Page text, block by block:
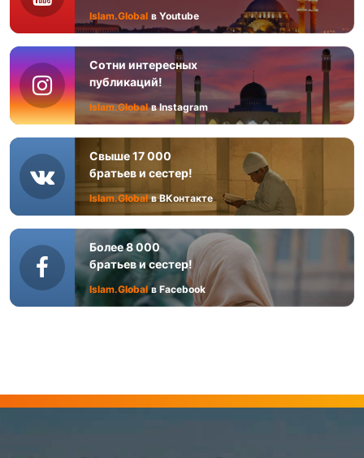
Islam.Global в Youtube
Сотни интересных
публикаций!
Islam.Global в Instagram
Свыше 17 000
братьев и сестер!
Islam.Global в ВКонтакте
Более 8 000
братьев и сестер!
Islam.Global в Facebook